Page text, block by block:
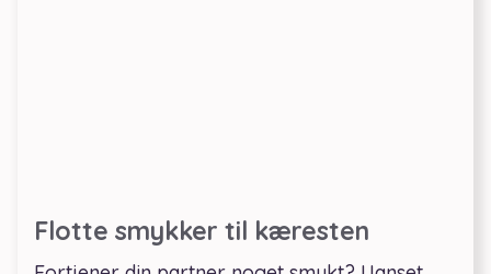
Flotte smykker til kæresten